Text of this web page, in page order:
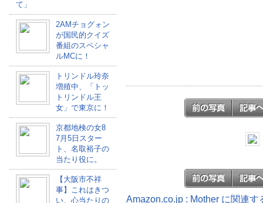
て」
2AMチョグォン
が国民的クイズ
番組のスペシャ
ルMCに！
トリンドル玲奈
増殖中、「トッ
トリンドル王
女」で東京に！
京都地検の女8
7月5日スター
ト、名取裕子の
当たり役に。
【大阪市不祥
事】これはきつ
い、心当たりの
Amazon.co.jp : Mother に関連す